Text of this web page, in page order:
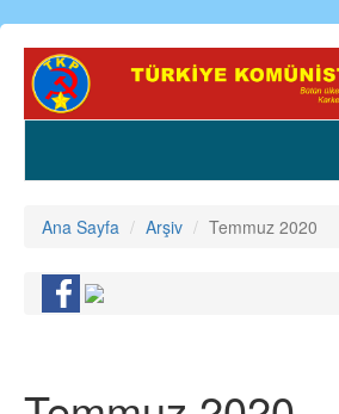
Ana
içeriğe
Ana Sayfa Arşiv Temmuz 2020